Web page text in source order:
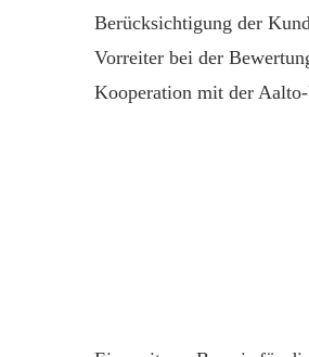
Berücksichtigung der
Vorreiter bei der
Kooperation mit der